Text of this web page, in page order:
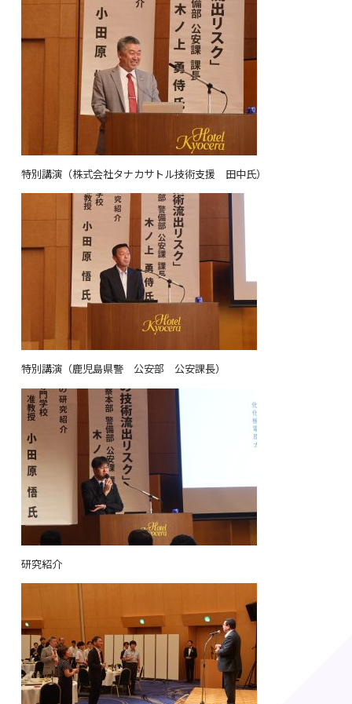
特別講演（株式会社タナカサトル技術支援 田中氏）
特別講演（鹿児島県警 公安部 公安課長）
研究紹介